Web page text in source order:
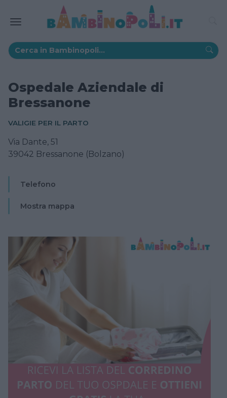
Ospedale Aziendale di
Bressanone
VALIGIE PER IL PARTO
Via Dante, 51
39042 Bressanone (Bolzano)
Telefono
Mostra mappa